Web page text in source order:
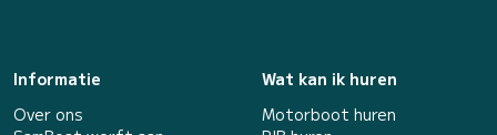
Informatie
Over ons
Wat kan ik huren
Motorboot huren